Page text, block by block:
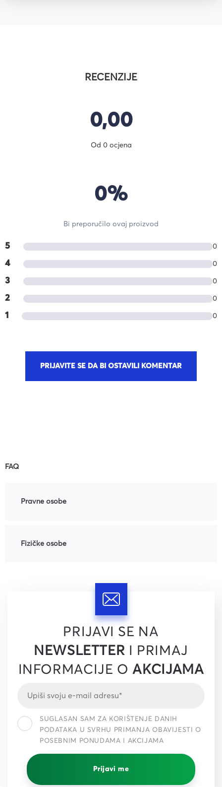
RECENZIJE
5 0
4 0
3 0
2 0
1 0
0,00
Od 0 ocjena
0%
Bi preporučilo ovaj proizvod
PRIJAVITE SE DA BI OSTAVILI KOMENTAR
FAQ
Pravne osobe
Fizičke osobe
PRIJAVI SE NA
NEWSLETTER I PRIMAJ
INFORMACIJE OAKCIJAMA
SUGLASAN SAM ZA KORIŠTENJE DANIH
PODATAKA U SVRHU PRIMANJA OBAVIJESTI O
POSEBNIM PONUDAMA I AKCIJAMA
Prijavi me